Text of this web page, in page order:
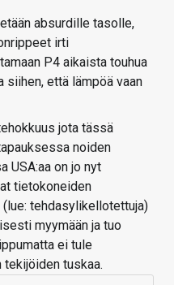
absurdille tasolle,
irti
P4 aikaista touhua
siihen, että lämpöä vaan
jota tässä
noiden
USA:aa on jo nyt
tietokoneiden
tehdasylikellotettuja)
myymään ja tuo
ei tule
tuskaa.